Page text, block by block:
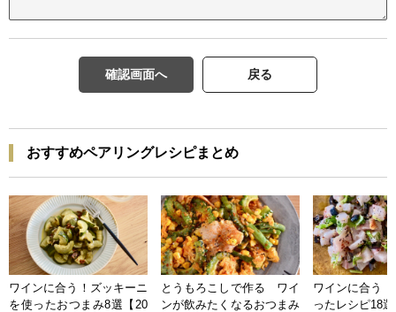
確認画面へ 戻る
おすすめペアリングレシピまとめ
ワインに合う！ズッキーニ
を使ったおつまみ8選【20
とうもろこしで作る ワイ
ンが飲みたくなるおつまみ
ワインに合う
ったレシピ18